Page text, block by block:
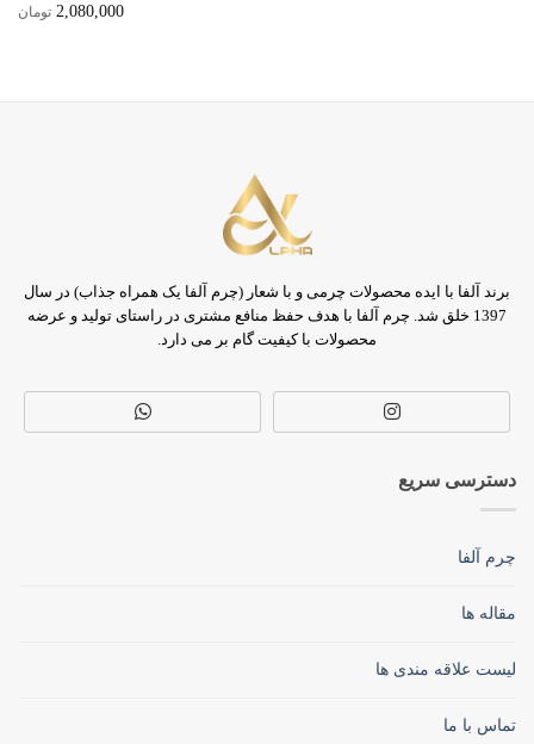
2,080,000 تومان
برند آلفا با ایده محصولات چرمی و با شعار (چرم آلفا یک همراه جذاب) در سال
1397 خلق شد. چرم آلفا با هدف حفظ منافع مشتری در راستای تولید و عرضه
محصولات با کیفیت گام بر می دارد.
دسترسی سریع
چرم آلفا
مقاله ها
لیست علاقه مندی ها
تماس با ما